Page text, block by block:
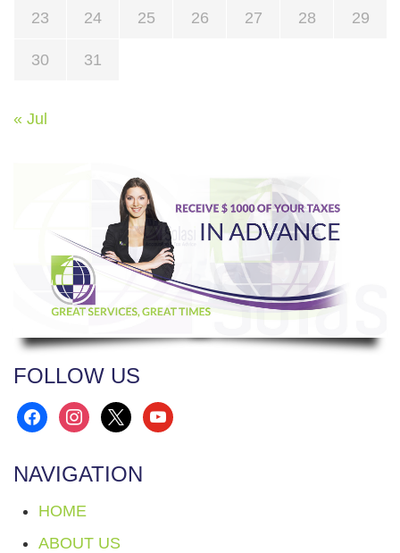
23 24 25 26 27 28 29
30 31
« Jul
FOLLOW US
facebookinstagram
x youtube
NAVIGATION
HOME
ABOUT US